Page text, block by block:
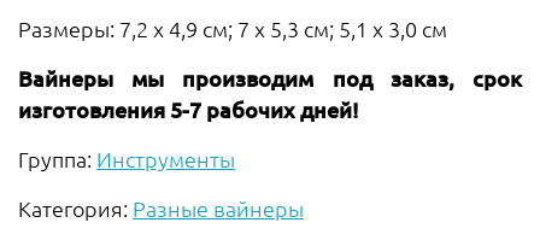
Размеры: 7,2 х 4,9 см; 7 х 5,3 см; 5,1 х 3,0 см
Вайнеры мы производим под заказ, срок
изготовления 5-7 рабочих дней!
Группа: Инструменты
Категория: Разные вайнеры